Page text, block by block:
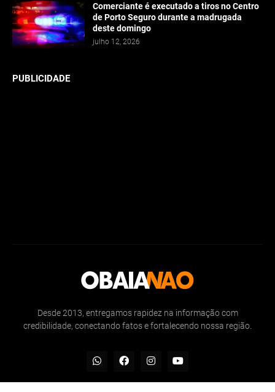
Comerciante é executado a tiros no Centro
de Porto Seguro durante a madrugada
deste domingo
julho 12, 2026
PUBLICIDADE
Desde 2013, entregamos rapidez na informação com
credibilidade, conectando fatos e fortalecendo nossa região.